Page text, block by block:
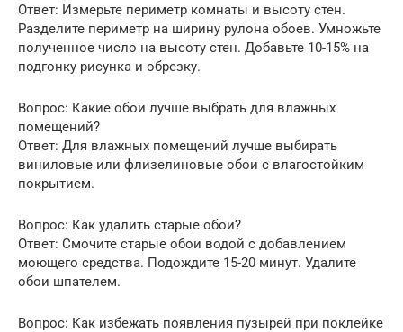
Ответ: Измерьте периметр комнаты и высоту стен.
Разделите периметр на ширину рулона обоев. Умножьте
полученное число на высоту стен. Добавьте 10-15% на
подгонку рисунка и обрезку.
Вопрос: Какие обои лучше выбрать для влажных
помещений?
Ответ: Для влажных помещений лучше выбирать
виниловые или флизелиновые обои с влагостойким
покрытием.
Вопрос: Как удалить старые обои?
Ответ: Смочите старые обои водой с добавлением
моющего средства. Подождите 15-20 минут. Удалите
обои шпателем.
Вопрос: Как избежать появления пузырей при поклейке